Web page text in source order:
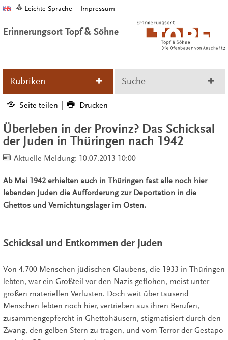
Leichte Sprache Impressum
Erinnerungsort Topf & Söhne
Rubriken Suche
Seite teilen Drucken
Überleben in der Provinz? Das Schicksal
der Juden in Thüringen nach 1942
Aktuelle Meldung: 10.07.2013 10:00
Ab Mai 1942 erhielten auch in Thüringen fast alle noch hier
lebenden Juden die Aufforderung zur Deportation in die
Ghettos und Vernichtungslager im Osten.
Schicksal und Entkommen der Juden
Von 4.700 Menschen jüdischen Glaubens, die 1933 in Thüringen
lebten, war ein Großteil vor den Nazis geflohen, meist unter
großen materiellen Verlusten. Doch weit über tausend
Menschen lebten noch hier, vertrieben aus ihren Berufen,
zusammengepfercht in Ghettohäusern, stigmatisiert durch den
Zwang, den gelben Stern zu tragen, und vom Terror der Gestapo